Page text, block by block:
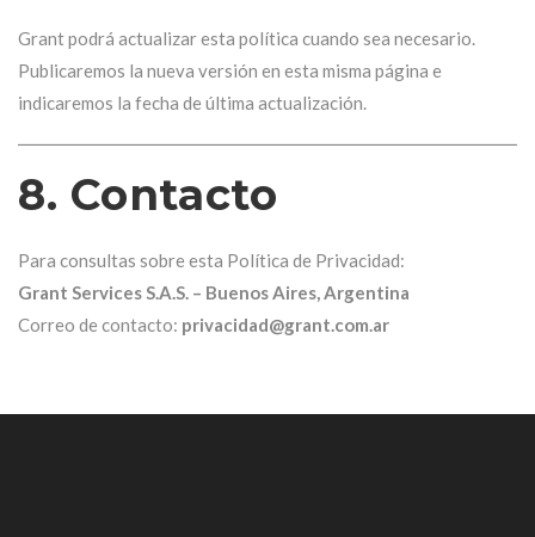
Grant podrá actualizar esta política cuando sea necesario.
Publicaremos la nueva versión en esta misma página e
indicaremos la fecha de última actualización.
8. Contacto
Para consultas sobre esta Política de Privacidad:
Grant Services S.A.S. – Buenos Aires, Argentina
Correo de contacto: privacidad@grant.com.ar